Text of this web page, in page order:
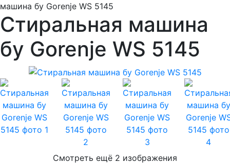
машина бу Gorenje WS 5145
Стиральная машина
бу Gorenje WS 5145
Смотреть ещё 2 изображения